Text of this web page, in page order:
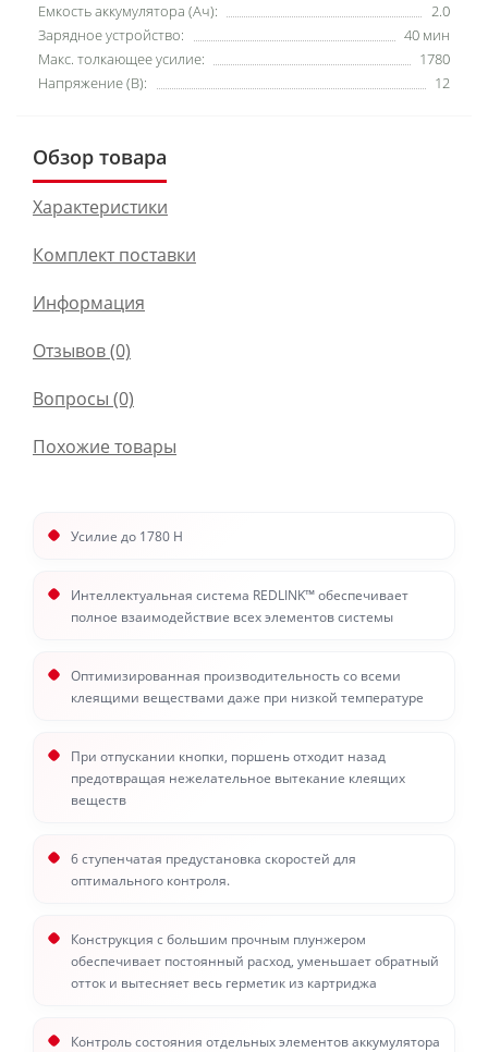
Емкость аккумулятора (Ач):
2.0
Зарядное устройство:
40 мин
Макс. толкающее усилие:
1780
Напряжение (В):
12
Обзор товара
Характеристики
Комплект поставки
Информация
Отзывов (0)
Вопросы (0)
Похожие товары
Усилие до 1780 Н
Интеллектуальная система REDLINK™ обеспечивает
полное взаимодействие всех элементов системы
Оптимизированная производительность со всеми
клеящими веществами даже при низкой температуре
При отпускании кнопки, поршень отходит назад
предотвращая нежелательное вытекание клеящих
веществ
6 ступенчатая предустановка скоростей для
оптимального контроля.
Конструкция с большим прочным плунжером
обеспечивает постоянный расход, уменьшает обратный
отток и вытесняет весь герметик из картриджа
Контроль состояния отдельных элементов аккумулятора